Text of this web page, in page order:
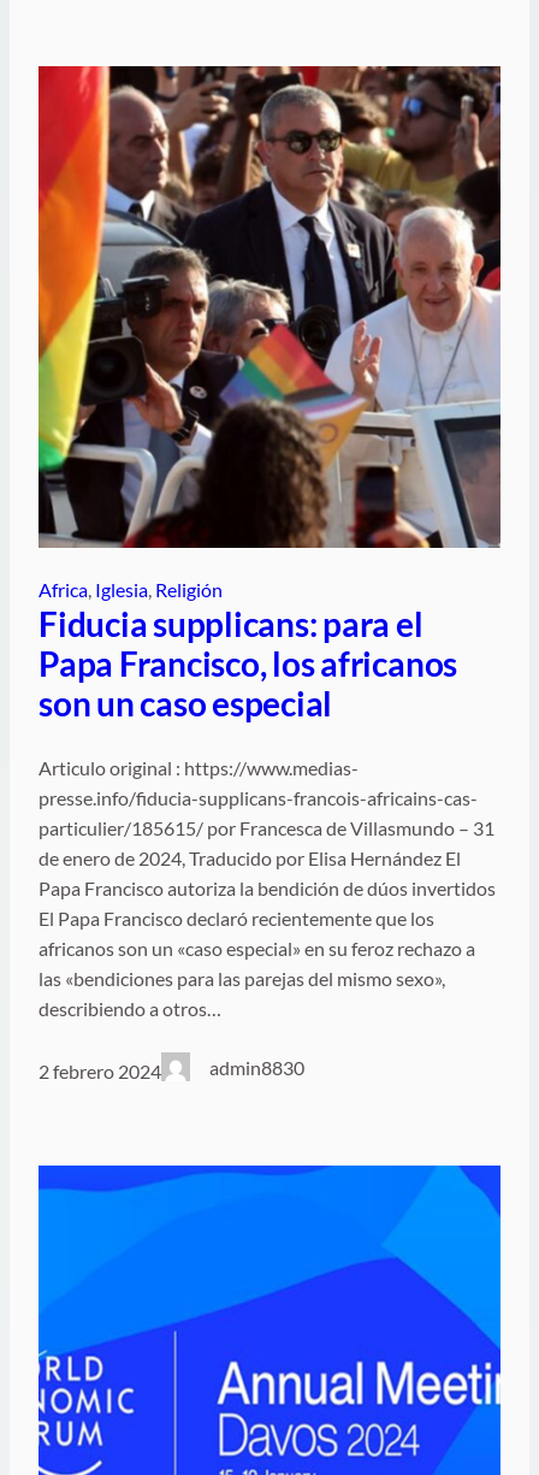
Africa, Iglesia, Religión
Fiducia supplicans: para el
Papa Francisco, los africanos
son un caso especial
Articulo original : https://www.medias-
presse.info/fiducia-supplicans-francois-africains-cas-
particulier/185615/ por Francesca de Villasmundo – 31
de enero de 2024, Traducido por Elisa Hernández El
Papa Francisco autoriza la bendición de dúos invertidos
El Papa Francisco declaró recientemente que los
africanos son un «caso especial» en su feroz rechazo a
las «bendiciones para las parejas del mismo sexo»,
describiendo a otros…
2 febrero 2024 admin8830